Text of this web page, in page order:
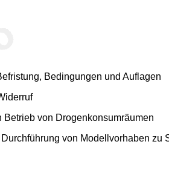
Bedingungen und Auflagen
Betrieb von Drogenkonsumräumen
von Modellvorhaben zu